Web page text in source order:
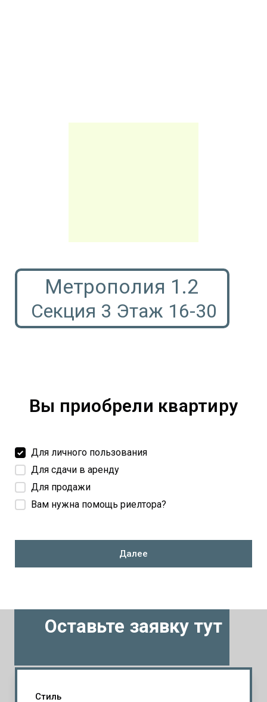
Секция 3 Этаж 16-30
Метрополия 1.2
Вы приобрели квартиру
Для личного пользования
Для сдачи в аренду
Для продажи
Вам нужна помощь риелтора?
Далее
Оставьте заявку тут
Стиль